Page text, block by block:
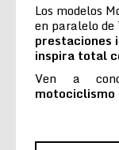
Los modelos
en paralelo
prestaciones
inspira total
Ven a